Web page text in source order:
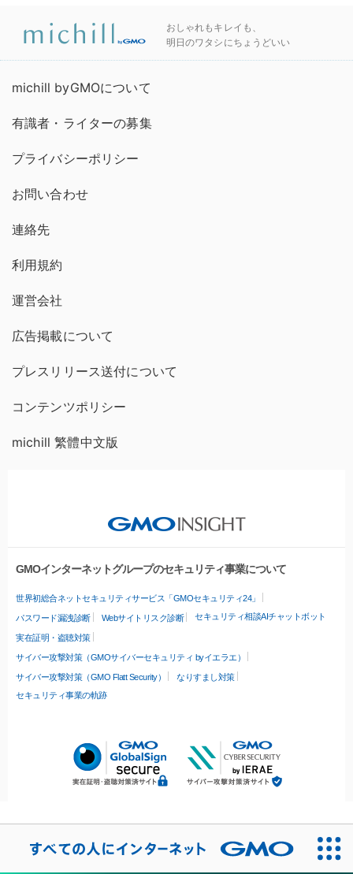
おしゃれもキレイも、
明日のワタシにちょうどいい
michill byGMOについて
有識者・ライターの募集
プライバシーポリシー
お問い合わせ
連絡先
利用規約
運営会社
広告掲載について
プレスリリース送付について
コンテンツポリシー
michill 繁體中文版
GMOインターネットグループのセキュリティ事業について
世界初総合ネットセキュリティサービス「GMOセキュリティ24」
パスワード漏洩診断 Webサイトリスク診断 セキュリティ相談AIチャットボット
実在証明・盗聴対策
サイバー攻撃対策（GMOサイバーセキュリティ byイエラエ）
サイバー攻撃対策（GMO Flatt Security）
なりすまし対策
セキュリティ事業の軌跡